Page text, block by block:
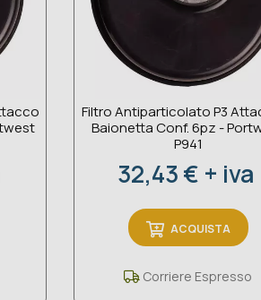
Filtro Antiparticolato P3
Baionetta Conf. 6pz -
P941
Prezzo
32,43 € + iva
ACQUISTA
Corriere Espresso